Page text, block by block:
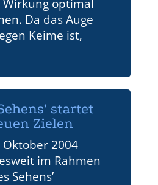
optimal
Da das Auge
Keime ist,
startet
Zielen
Oktober 2004
im Rahmen
Sehens’